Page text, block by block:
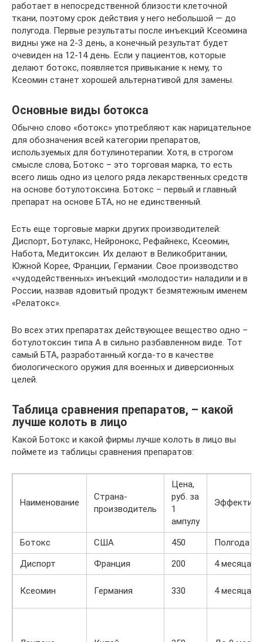
работает в непосредственной близости клеточной
ткани, поэтому срок действия у него небольшой — до
полугода. Первые результаты после инъекций Ксеомина
видны уже на 2-3 день, а конечный результат будет
очевиден на 12-14 день. Если у пациентов, которые
делают ботокс, появляется привыкание к нему, то
Ксеомин станет хорошей альтернативой для замены.
Основные виды ботокса
Обычно слово «ботокс» употребляют как нарицательное
для обозначения всей категории препаратов,
используемых для ботулинотерапии. Хотя, в строгом
смысле слова, Ботокс – это торговая марка, то есть
всего лишь одно из целого ряда лекарственных средств
на основе ботулотоксина. Ботокс – первый и главный
препарат на основе БТА, но не единственный.
Есть еще торговые марки других производителей:
Диспорт, Ботулакс, Нейронокс, Рефайнекс, Ксеомин,
Набота, Медитоксин. Их делают в Великобритании,
Южной Корее, Франции, Германии. Свое производство
«чудодейственных» инъекций «молодости» наладили и в
России, назвав ядовитый продукт безмятежным именем
«Релатокс».
Во всех этих препаратах действующее вещество одно –
ботулотоксин типа А в сильно разбавленном виде. Тот
самый БТА, разработанный когда-то в качестве
биологического оружия для военных и диверсионных
целей.
Таблица сравнения препаратов, – какой
лучше колоть в лицо
Какой Ботокс и какой фирмы лучше колоть в лицо вы
поймете из таблицы сравнения препаратов:
Наименование
Страна-
производитель
Цена,
руб. за
1
ампулу
Ботокс США 450
Полгода
Диспорт
Франция 200 4 месяца
Ксеомин Германия 330 4 месяца